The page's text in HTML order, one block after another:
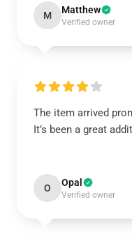
M Matthew
Verified owner
The item arrived
It’s been a great
O Opal
Verified owner